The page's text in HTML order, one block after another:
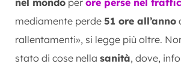
mediamente perde 51 ore all’anno
rallentamenti», si legge più oltre.
stato di cose nella sanità, dove,